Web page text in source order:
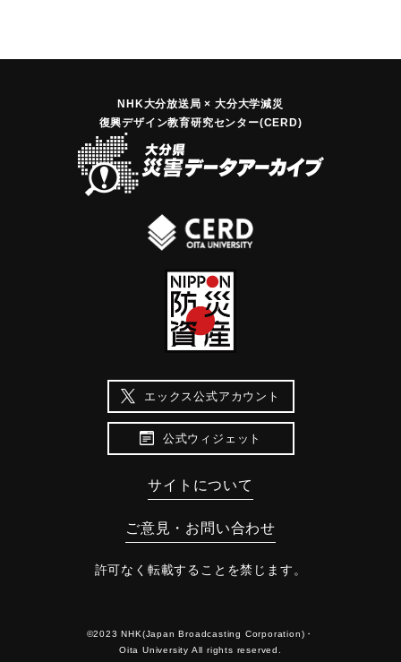
NHK大分放送局 × 大分大学減災
復興デザイン教育研究センター(CERD)
エックス公式アカウント
公式ウィジェット
サイトについて
ご意見・お問い合わせ
許可なく転載することを禁じます。
©2023 NHK(Japan Broadcasting Corporation)・
Oita University All rights reserved.